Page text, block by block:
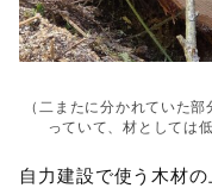
（二またに分かれていた
っていて、材としては
自力建設で使う木材